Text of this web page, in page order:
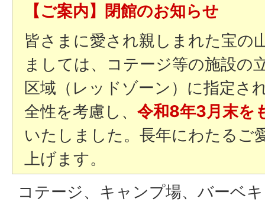
【ご案内】閉館のお知らせ
皆さまに愛され親しまれた宝の
ましては、コテージ等の施設の
区域（レッドゾーン）に指定さ
全性を考慮し、 令和8年3月末を
いたしました。長年にわたるご
上げます。
コテージ、キャンプ場、バーベ